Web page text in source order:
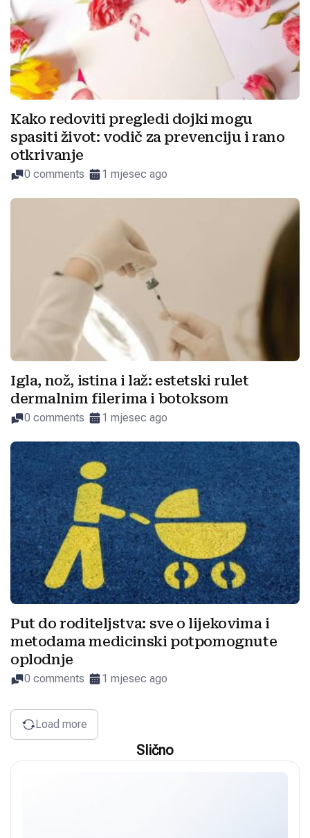
Kako redoviti pregledi dojki mogu
spasiti život: vodič za prevenciju i rano
otkrivanje
0 comments 1 mjesec ago
Igla, nož, istina i laž: estetski rulet
dermalnim filerima i botoksom
0 comments 1 mjesec ago
Put do roditeljstva: sve o lijekovima i
metodama medicinski potpomognute
oplodnje
0 comments 1 mjesec ago
Load more
Slično